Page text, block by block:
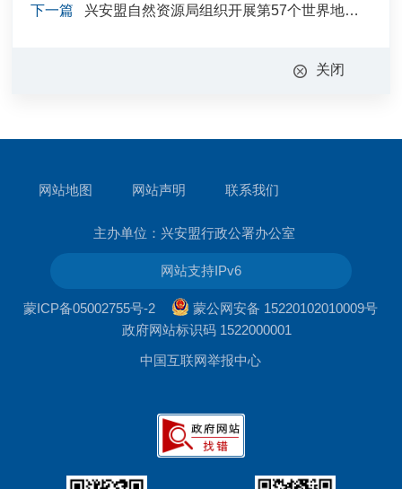
下一篇
兴安盟自然资源局组织开展第57个世界地球日主题宣传活动
关闭
网站地图 网站声明 联系我们
主办单位：兴安盟行政公署办公室
网站支持IPv6
蒙ICP备05002755号-2
蒙公网安备 15220102010009号
政府网站标识码 1522000001
中国互联网举报中心